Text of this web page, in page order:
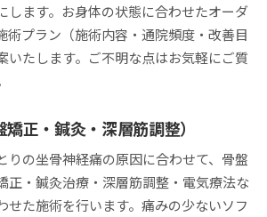
します。お身体の状態に合わせたオーダ
術プラン（施術内容・通院頻度・改善目
いたします。ご不明な点はお気軽にご質
正・鍼灸・深層筋調整）
りの坐骨神経痛の原因に合わせて、骨盤
正・鍼灸治療・深層筋調整・電気療法な
せた施術を行います。痛みの少ないソフ